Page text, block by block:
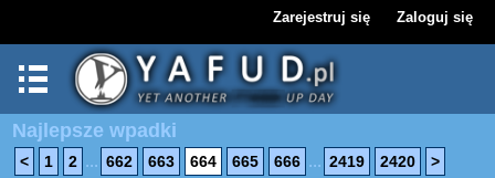
Zarejestruj się Zaloguj się
Najlepsze wpadki
< 1 2 ... 662 663 664 665 666 ... 2419 2420 >